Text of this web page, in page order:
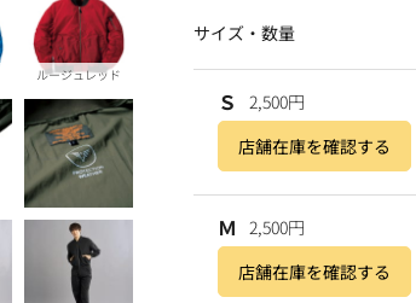
ルージュレッド
サイズ・数量
Ｓ 2,500円
店舗在庫を確認する
Ｍ 2,500円
店舗在庫を確認する